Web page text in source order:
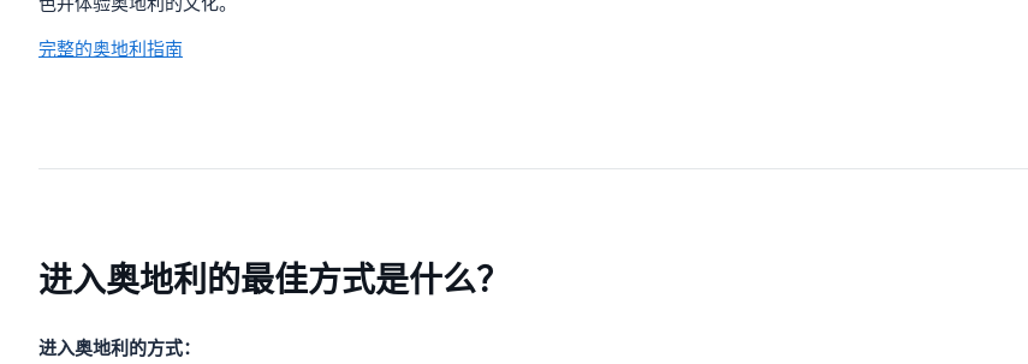
完整的奥地利指南
进入奥地利的最佳方式是什么？
进入奥地利的方式：